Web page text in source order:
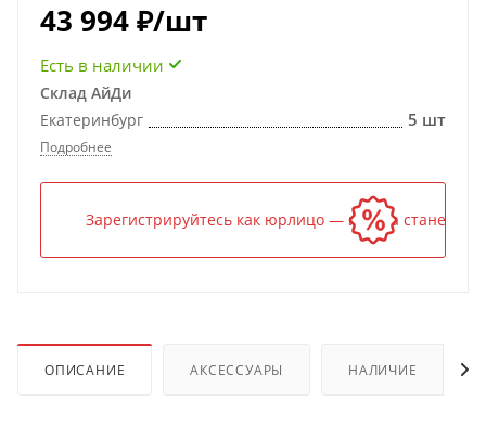
43 994₽/шт
Есть в наличии
Склад АйДи
Екатеринбург
5 шт
Подробнее
Зарегистрируйтесь как юрлицо — и цена станет
ОПИСАНИЕ АКСЕССУАРЫ НАЛИЧИЕ